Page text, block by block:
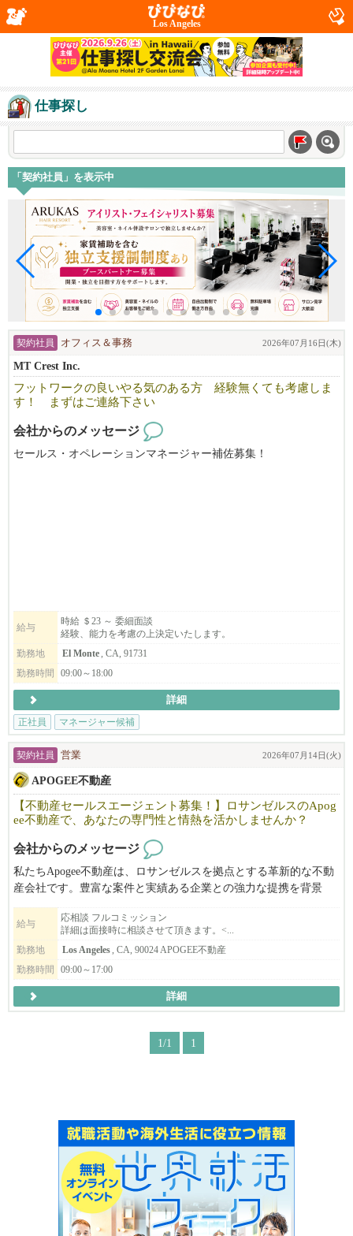
Los Angeles
仕事探し
「契約社員」を表示中
契約社員 オフィス＆事務 2026年07月16日(木)
MT Crest Inc.
フットワークの良いやる気のある方 経験無くても考慮しま
す！ まずはご連絡下さい
会社からのメッセージ
セールス・オペレーションマネージャー補佐募集！
給与
時給 ＄23 ～ 委細面談
経験、能力を考慮の上決定いたします。
勤務地
El Monte, CA, 91731
勤務時間
09:00～18:00
詳細
正社員
マネージャー候補
契約社員 営業 2026年07月14日(火)
APOGEE不動産
【不動産セールスエージェント募集！】ロサンゼルスのApog
ee不動産で、あなたの専門性と情熱を活かしませんか？
会社からのメッセージ
私たちApogee不動産は、ロサンゼルスを拠点とする革新的な不動
産会社です。豊富な案件と実績ある企業との強力な提携を背景
に、商業不動産売買およびスモールビジネスのM&A仲介におい
て、お客様の事業成長と資産形成を力強くサポートしています。
特に、デジタルマーケティングを駆使した集客と成約に強みを持
っており、変化の速い市場で常に優位性を確立しています。
この度、事業拡大に伴い、職種で新たな仲間を募集します。
給与
応相談 フルコミッション
詳細は面接時に相談させて頂きます。<...
勤務地
Los Angeles , CA, 90024 APOGEE不動産
勤務時間
09:00～17:00
詳細
1/1 1